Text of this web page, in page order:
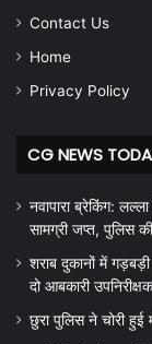
Contact Us
Home
Privacy Policy
CG NEWS
नवापारा ब्रेकिंग:
सामग्री जप्त, पुलिस
शराब दुकानों में
दो आबकारी
छुरा पुलिस ने चोरी हुई